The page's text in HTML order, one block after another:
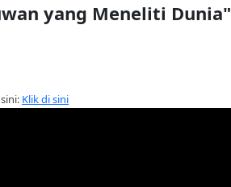
yang Meneliti Dunia"
Klik di sini